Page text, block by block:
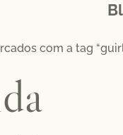
com a tag